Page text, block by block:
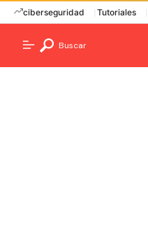
ciberseguridad Tutoriales
Buscar